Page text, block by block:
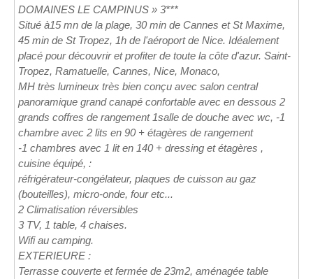
DOMAINES LE CAMPINUS » 3***
Situé à15 mn de la plage, 30 min de Cannes et St Maxime,
45 min de St Tropez, 1h de l'aéroport de Nice. Idéalement
placé pour découvrir et profiter de toute la côte d'azur. Saint-
Tropez, Ramatuelle, Cannes, Nice, Monaco,
MH très lumineux très bien conçu avec salon central
panoramique grand canapé confortable avec en dessous 2
grands coffres de rangement 1salle de douche avec wc, -1
chambre avec 2 lits en 90 + étagères de rangement
-1 chambres avec 1 lit en 140 + dressing et étagères ,
cuisine équipé, :
réfrigérateur-congélateur, plaques de cuisson au gaz
(bouteilles), micro-onde, four etc...
2 Climatisation réversibles
3 TV, 1 table, 4 chaises.
Wifi au camping.
EXTERIEURE :
Terrasse couverte et fermée de 23m2, aménagée table